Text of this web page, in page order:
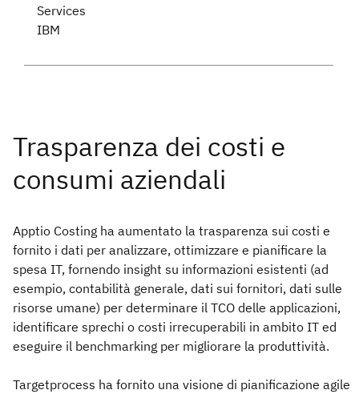
Services
IBM
Apptio Costing ha aumentato la trasparenza sui costi e
fornito i dati per analizzare, ottimizzare e pianificare la
spesa IT, fornendo insight su informazioni esistenti (ad
esempio, contabilità generale, dati sui fornitori, dati sulle
risorse umane) per determinare il TCO delle applicazioni,
identificare sprechi o costi irrecuperabili in ambito IT ed
eseguire il benchmarking per migliorare la produttività.
Targetprocess ha fornito una visione di pianificazione agile